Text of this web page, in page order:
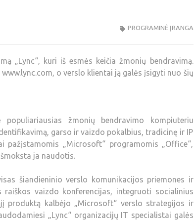
PROGRAMINĖ ĮRANGA
„Lync“, kuri iš esmės keičia žmonių bendravimą.
o verslo klientai ją galės įsigyti nuo šių
žmonių bendravimo kompiuteriu
garso ir vaizdo pokalbius, tradicinę ir IP
„Microsoft“ programomis „Office“,
ja naudotis.
šiandieninio verslo komunikacijos priemones ir
vaizdo konferencijas, integruoti socialinius
produktą kalbėjo „Microsoft“ verslo strategijos ir
„Lync“ organizacijų IT specialistai galės